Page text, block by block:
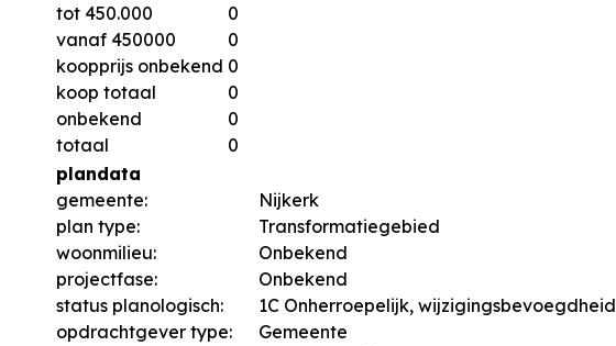
tot 450.000
0
vanaf 450000
0
koopprijs onbekend 0
koop totaal
0
onbekend
0
totaal
0
plandata
gemeente:
Nijkerk
plan type:
Transformatiegebied
woonmilieu:
Onbekend
projectfase:
Onbekend
status planologisch:
1C Onherroepelijk, wijzigingsbevoegdheid
opdrachtgever type:
Gemeente